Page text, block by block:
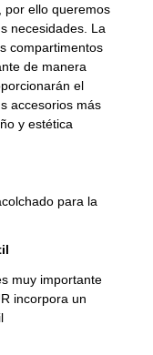
por ello queremos
necesidades. La
compartimentos
de manera
el
accesorios más
y estética
para la
muy importante
incorpora un